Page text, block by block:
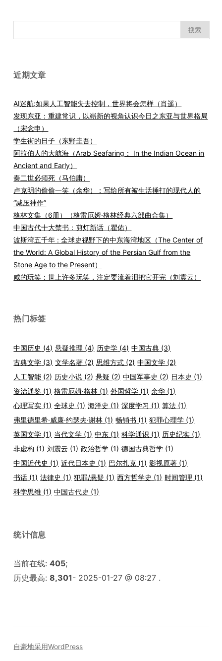
索：
近期文章
AI迷航:如果人工智能失去控制，世界将会怎样（肖遥）
发现东亚：重建常识，以崭新的视角认识今日之东亚与世界格局
（宋念申）
学生街的日子（东野圭吾）
阿拉伯人的大航海（Arab Seafaring： In the Indian Ocean in
Ancient and Early）
秦二世必须死（马伯庸）
卢克明的偷偷一笑（余华）：写给所有被生活捶打的现代人的
“减压神作”
格林文集（6册）（格雷厄姆·格林经典六部曲合集）
中国古代十大禁书：剪灯新话（瞿佑）
波斯湾五千年 : 全球史视野下的中东海湾地区（The Center of
the World: A Global History of the Persian Gulf from the
Stone Age to the Present）
咸的玩笑：世上许多玩笑，注定要流着泪把它开完（刘震云）
热门标签
中国历史 (4) 悬疑推理 (4) 历史学 (4) 中国古典 (3)
古典文学 (3) 文学名著 (2) 思维方式 (2) 中国文学 (2)
人工智能 (2) 历史小说 (2) 悬疑 (2) 中国军事史 (2) 日本史 (1)
资治通鉴 (1) 格雷厄姆·格林 (1) 外国哲学 (1) 余华 (1)
心理写实 (1) 全球史 (1) 海洋史 (1) 深度学习 (1) 算法 (1)
弗里德里希·威廉·约瑟夫·谢林 (1) 畅销书 (1) 犯罪心理学 (1)
英国文学 (1) 当代文学 (1) 中东 (1) 科学通识 (1) 历史纪实 (1)
非虚构 (1) 刘震云 (1) 政治哲学 (1) 德国古典哲学 (1)
中国近代史 (1) 近代日本史 (1) 巴尔扎克 (1) 影视原著 (1)
书话 (1) 法律史 (1) 犯罪/悬疑 (1) 西方哲学史 (1) 时间管理 (1)
科学思维 (1) 中国古代史 (1)
统计信息
当前在线:405;
历史最高:8,301- 2025-01-27 @ 08:27 .
自豪地采用WordPress